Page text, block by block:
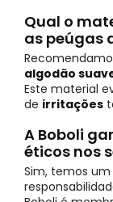
Qual o
as peúgas
algodão
Este material
de irritações
A Boboli
éticos nos
Sim, temos